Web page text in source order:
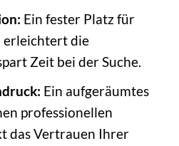
Ein fester Platz für
erleichtert die
Zeit bei der Suche.
Ein aufgeräumtes
professionellen
das Vertrauen Ihrer